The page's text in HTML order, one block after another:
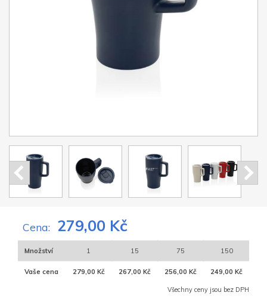
Cena: 279,00 Kč
Množství 1 15 75 150
Vaše cena 279,00 Kč 267,00 Kč 256,00 Kč 249,00 Kč
Všechny ceny jsou bez DPH